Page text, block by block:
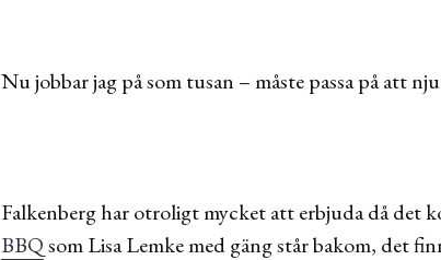
Nu jobbar jag på som tusan – måste passa på att
Falkenberg har otroligt mycket att erbjuda då det
BBQsom Lisa Lemke med gäng står bakom, det